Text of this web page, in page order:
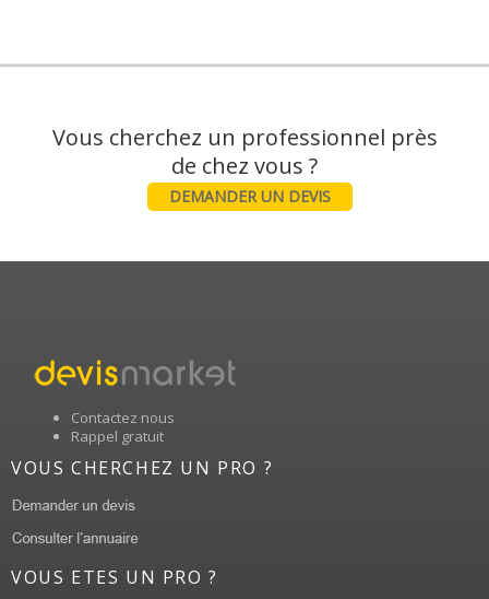
Vous cherchez un professionnel près
DEMANDER UN DEVIS
Contactez nous
Rappel gratuit
VOUS CHERCHEZ UN PRO ?
VOUS ETES UN PRO ?